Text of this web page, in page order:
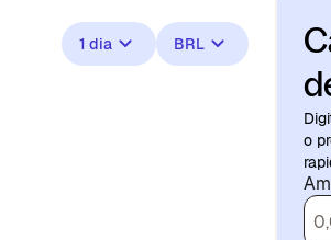
1 dia BRL
o